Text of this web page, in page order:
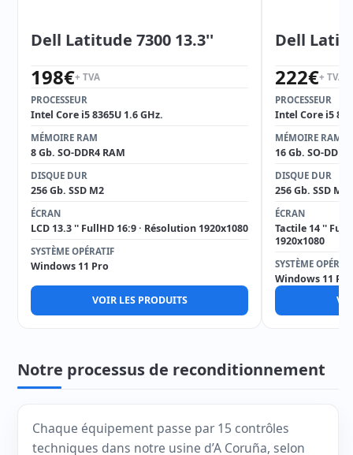
Dell Latitude 7300 13.3''
198€+ TVA
PROCESSEUR
Intel Core i5 8365U 1.6 GHz.
MÉMOIRE RAM
8 Gb. SO-DDR4 RAM
DISQUE DUR
256 Gb. SSD M2
ÉCRAN
LCD 13.3 '' FullHD 16:9 · Résolution 1920x1080
SYSTÈME OPÉRATIF
Windows 11 Pro
VOIR LES PRODUITS
Dell
222€+ TVA
PROCESSEUR
Intel Core i5
MÉMOIRE RAM
16 Gb. SO-
DISQUE DUR
256 Gb. SSD M2
ÉCRAN
Tactile 14 ''
1920x1080
SYSTÈME
Windows 11 Pro
Notre processus de reconditionnement
Chaque équipement passe par 15 contrôles
techniques dans notre usine d’A Coruña, selon